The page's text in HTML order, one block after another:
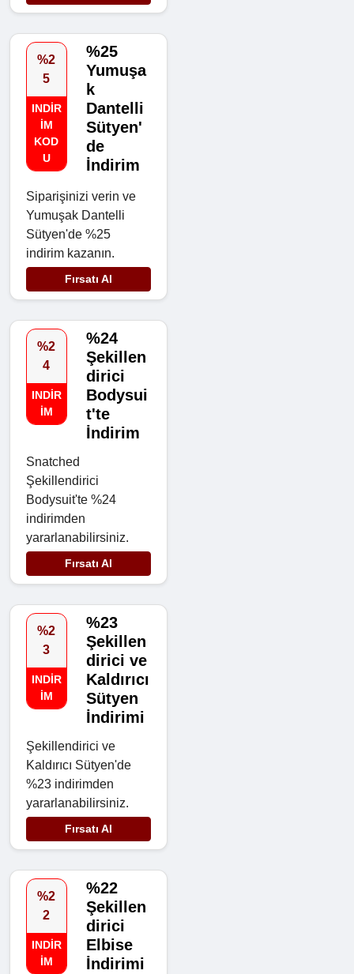
%2
5
INDIR
IM
KOD
U
%25
Yumuşa
k
Dantelli
Sütyen'
de
İndirim
Siparişinizi verin ve
Yumuşak Dantelli
Sütyen'de %25
indirim kazanın.
Fırsatı Al
%2
4
INDIR
IM
%24
Şekillen
dirici
Bodysui
t'te
İndirim
Snatched
Şekillendirici
Bodysuit'te %24
indirimden
yararlanabilirsiniz.
Fırsatı Al
%2
3
INDIR
IM
%23
Şekillen
dirici ve
Kaldırıcı
Sütyen
İndirimi
Şekillendirici ve
Kaldırıcı Sütyen'de
%23 indirimden
yararlanabilirsiniz.
Fırsatı Al
%2
2
INDIR
IM
%22
Şekillen
dirici
Elbise
İndirimi